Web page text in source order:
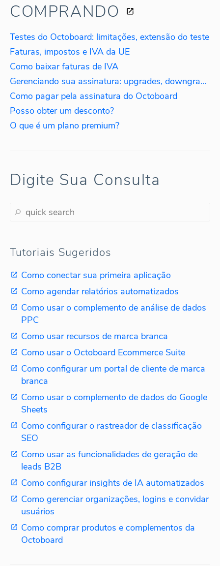
COMPRANDO
Testes do Octoboard: limitações, extensão do teste
Faturas, impostos e IVA da UE
Como baixar faturas de IVA
Gerenciando sua assinatura: upgrades, downgrades, reativações
Como pagar pela assinatura do Octoboard
Posso obter um desconto?
O que é um plano premium?
Digite Sua Consulta
Tutoriais Sugeridos
Como conectar sua primeira aplicação
Como agendar relatórios automatizados
Como usar o complemento de análise de dados
PPC
Como usar recursos de marca branca
Como usar o Octoboard Ecommerce Suite
Como configurar um portal de cliente de marca
branca
Como usar o complemento de dados do Google
Sheets
Como configurar o rastreador de classificação
SEO
Como usar as funcionalidades de geração de
leads B2B
Como configurar insights de IA automatizados
Como gerenciar organizações, logins e convidar
usuários
Como comprar produtos e complementos da
Octoboard